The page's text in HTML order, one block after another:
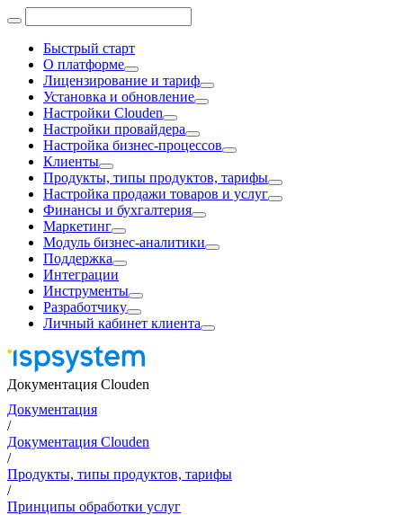
Быстрый старт
О платформе
Лицензирование и тариф
Установка и обновление
Настройки Clouden
Настройки провайдера
Настройка бизнес-процессов
Клиенты
Продукты, типы продуктов, тарифы
Настройка продажи товаров и услуг
Финансы и бухгалтерия
Маркетинг
Модуль бизнес-аналитики
Поддержка
Интеграции
Инструменты
Разработчику
Личный кабинет клиента
Документация Clouden
Документация
/
Документация Clouden
/
Продукты, типы продуктов, тарифы
/
Принципы обработки услуг